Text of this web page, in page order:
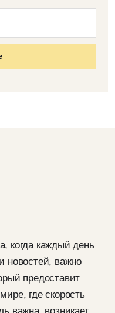
когда каждый день
новостей, важно
предоставит
где скорость